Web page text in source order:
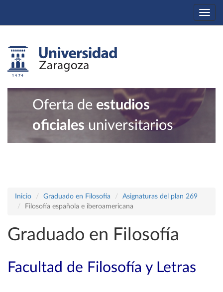
Oferta de estudios
oficiales universitarios
Inicio Graduado en Filosofía
Asignaturas del plan 269
Filosofía española e iberoamericana
Graduado en Filosofía
Facultad de Filosofía y Letras